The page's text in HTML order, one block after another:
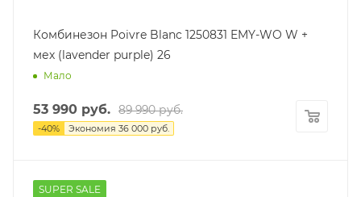
Комбинезон Poivre Blanc 1250831 EMY-WO W +
мех (lavender purple) 26
Мало
53 990 руб. 89 990руб.
-40% Экономия 36 000 руб.
SUPER SALE